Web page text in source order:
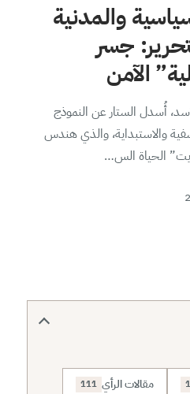
والمدنية
جسر
الآمن
أُسدل الستار عن النموذج
والاستبداية، والذي هندس
الحياة الس…
مقالات الرأي 111